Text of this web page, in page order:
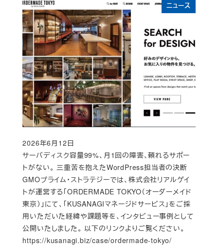
ニュース
サーバディスク容量99%、月1回の障害、頼れるサポー
トがない。 三重苦を抱えたWordPress担当者の決断
GMOプライム・ストラテジーでは、株式会社リアルゲイ
トが運営する「ORDERMADE TOKYO（オーダーメイド
東京）」にて、「KUSANAGIマネージドサービス」をご採
用いただいた経緯や課題等を、インタビュー事例として
公開いたしました。 以下のリンクよりご覧ください。
https://kusanagi.biz/case/ordermade-tokyo/
Published
2026年6月12日